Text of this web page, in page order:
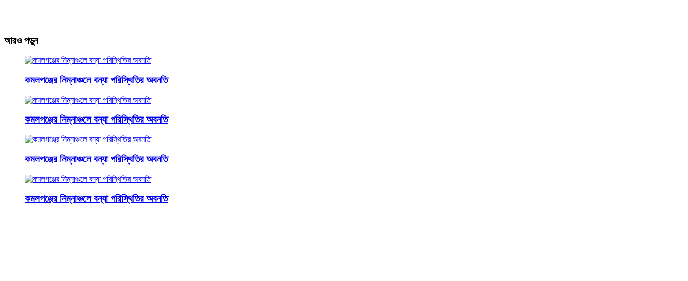
আরও পড়ুন
কমলগঞ্জের নিম্নাঞ্চলে বন্যা পরিস্থিতির অবনতি
কমলগঞ্জের নিম্নাঞ্চলে বন্যা পরিস্থিতির অবনতি
কমলগঞ্জের নিম্নাঞ্চলে বন্যা পরিস্থিতির অবনতি
কমলগঞ্জের নিম্নাঞ্চলে বন্যা পরিস্থিতির অবনতি